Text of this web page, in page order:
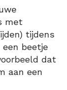
met
tijdens
beetje
dat
aan een